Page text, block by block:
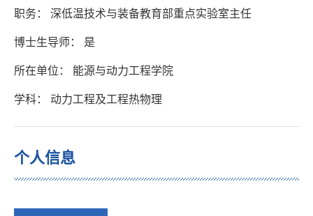
职务： 深低温技术与装备教育部重点实验室主任
博士生导师： 是
所在单位： 能源与动力工程学院
学科： 动力工程及工程热物理
个人信息